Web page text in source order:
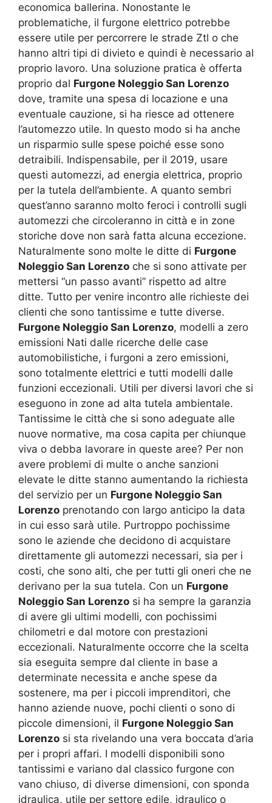
economica ballerina. Nonostante le
problematiche, il furgone elettrico potrebbe
essere utile per percorrere le strade Ztl o che
hanno altri tipi di divieto e quindi è necessario al
proprio lavoro. Una soluzione pratica è offerta
proprio dal Furgone Noleggio San Lorenzo
dove, tramite una spesa di locazione e una
eventuale cauzione, si ha riesce ad ottenere
l’automezzo utile. In questo modo si ha anche
un risparmio sulle spese poiché esse sono
detraibili. Indispensabile, per il 2019, usare
questi automezzi, ad energia elettrica, proprio
per la tutela dell’ambiente. A quanto sembri
quest’anno saranno molto feroci i controlli sugli
automezzi che circoleranno in città e in zone
storiche dove non sarà fatta alcuna eccezione.
Naturalmente sono molte le ditte di Furgone
Noleggio San Lorenzo che si sono attivate per
mettersi “un passo avanti” rispetto ad altre
ditte. Tutto per venire incontro alle richieste dei
clienti che sono tantissime e tutte diverse.
Furgone Noleggio San Lorenzo, modelli a zero
emissioni Nati dalle ricerche delle case
automobilistiche, i furgoni a zero emissioni,
sono totalmente elettrici e tutti modelli dalle
funzioni eccezionali. Utili per diversi lavori che si
eseguono in zone ad alta tutela ambientale.
Tantissime le città che si sono adeguate alle
nuove normative, ma cosa capita per chiunque
viva o debba lavorare in queste aree? Per non
avere problemi di multe o anche sanzioni
elevate le ditte stanno aumentando la richiesta
del servizio per un Furgone Noleggio San
Lorenzo prenotando con largo anticipo la data
in cui esso sarà utile. Purtroppo pochissime
sono le aziende che decidono di acquistare
direttamente gli automezzi necessari, sia per i
costi, che sono alti, che per tutti gli oneri che ne
derivano per la sua tutela. Con un Furgone
Noleggio San Lorenzo si ha sempre la garanzia
di avere gli ultimi modelli, con pochissimi
chilometri e dal motore con prestazioni
eccezionali. Naturalmente occorre che la scelta
sia eseguita sempre dal cliente in base a
determinate necessita e anche spese da
sostenere, ma per i piccoli imprenditori, che
hanno aziende nuove, pochi clienti o sono di
piccole dimensioni, il Furgone Noleggio San
Lorenzo si sta rivelando una vera boccata d’aria
per i propri affari. I modelli disponibili sono
tantissimi e variano dal classico furgone con
vano chiuso, di diverse dimensioni, con sponda
idraulica, utile per settore edile, idraulico o